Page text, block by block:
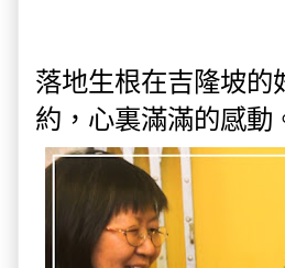
落地生根在吉隆坡
約，心裏滿滿的感動